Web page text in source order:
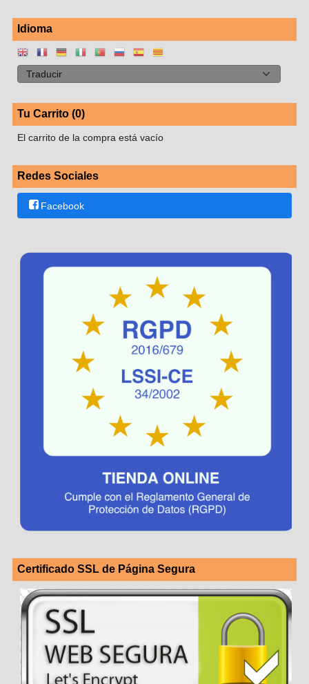
Idioma
Tu Carrito (0)
El carrito de la compra está vacío
Redes Sociales
Facebook
Certificado SSL de Página Segura